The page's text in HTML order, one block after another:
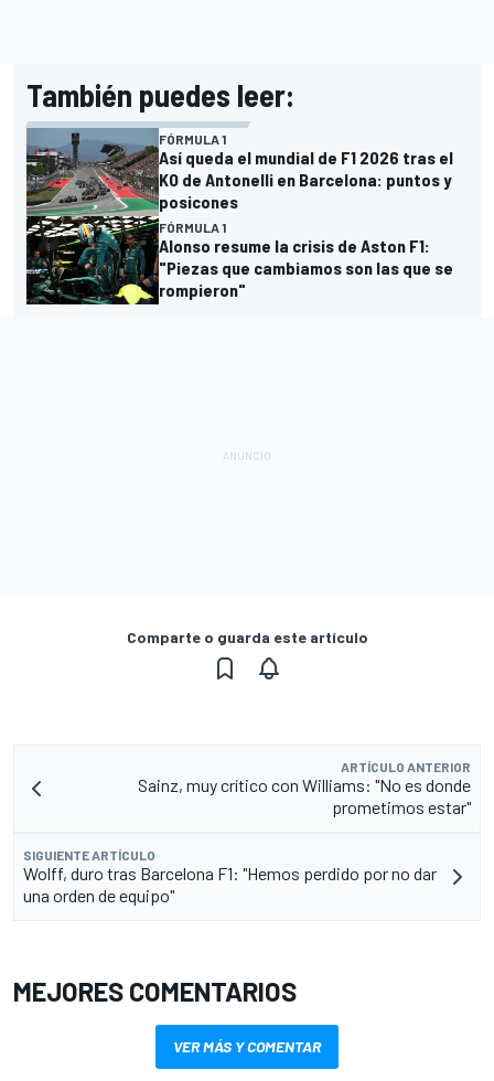
También puedes leer:
FÓRMULA 1
Así queda el mundial de F1 2026 tras el
KO de Antonelli en Barcelona: puntos y
posicones
FÓRMULA 1
Alonso resume la crisis de Aston F1:
"Piezas que cambiamos son las que se
rompieron"
Comparte o guarda este artículo
ARTÍCULO ANTERIOR
Sainz, muy crítico con Williams: "No es donde
prometimos estar"
SIGUIENTE ARTÍCULO
Wolff, duro tras Barcelona F1: "Hemos perdido por no dar
una orden de equipo"
MEJORES COMENTARIOS
VER MÁS Y COMENTAR